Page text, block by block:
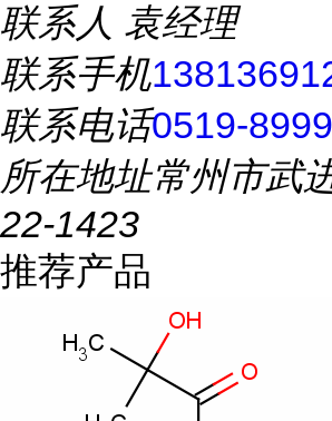
联系人 袁经理
联系手机
联系电话0519-
所在地址常州市武
22-1423
推荐产品